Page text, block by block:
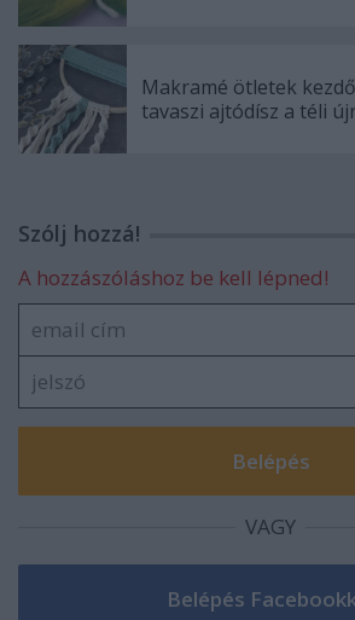
Makramé ötletek
tavaszi ajtódísz a téli
Szólj hozzá!
A hozzászóláshoz be kell lépned!
VAGY